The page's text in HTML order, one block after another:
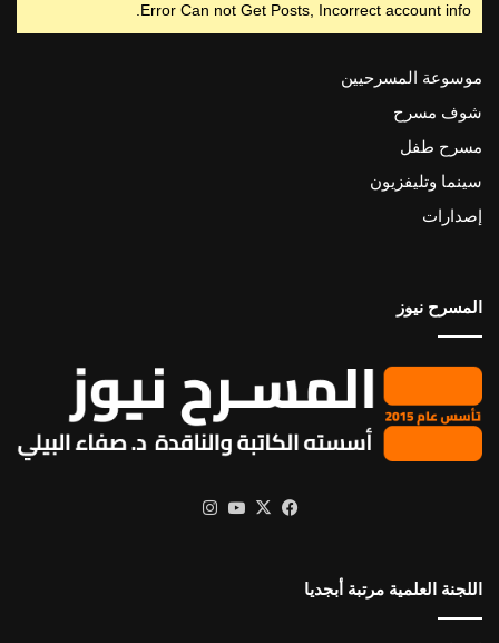
Error Can not Get Posts, Incorrect account info.
موسوعة المسرحيين
شوف مسرح
مسرح طفل
سينما وتليفزيون
إصدارات
المسرح نيوز
فيسبوك
X يوتيوب
اللجنة العلمية مرتبة أبجديا